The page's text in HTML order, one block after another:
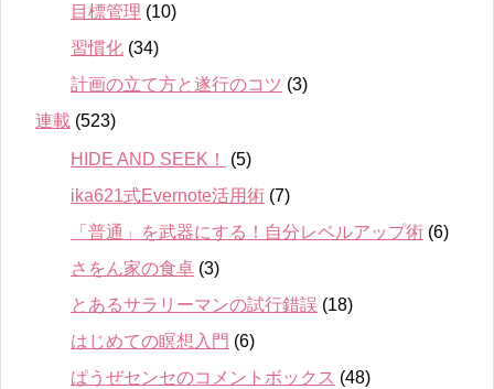
目標管理 (10)
習慣化 (34)
計画の立て方と遂行のコツ (3)
連載 (523)
HIDE AND SEEK！
(5)
ika621式Evernote活用術 (7)
「普通」を武器にする！自分レベルアップ術 (6)
さをん家の食卓 (3)
とあるサラリーマンの試行錯誤 (18)
はじめての瞑想入門 (6)
ぱうぜセンセのコメントボックス (48)